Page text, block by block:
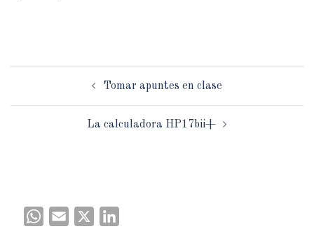
Tomar apuntes en clase
La calculadora HP17bii+
WhatsApp
Email